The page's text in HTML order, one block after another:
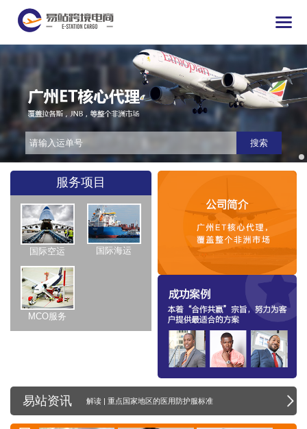
搜索
服务项目
国际空运 国际海运
MCO服务
易站资讯 解读 | 重点国家地区的医用防护服标准